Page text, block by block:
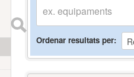
Ordenar resultats per